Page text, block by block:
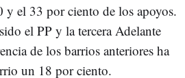
y el 33 por ciento de los apoyos.
el PP y la tercera Adelante
de los barrios anteriores ha
un 18 por ciento.